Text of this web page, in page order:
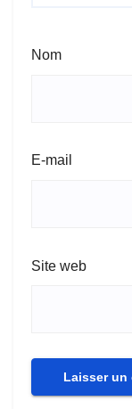
Nom
E-mail
Site web